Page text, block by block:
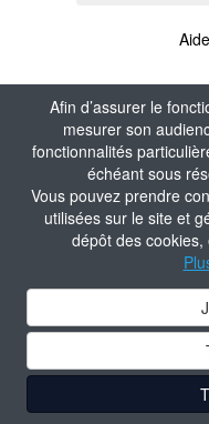
Afin d’assurer le
mesurer son
fonctionnalités
échéant sous
Vous pouvez prendre
utilisées sur le site et
dépôt des